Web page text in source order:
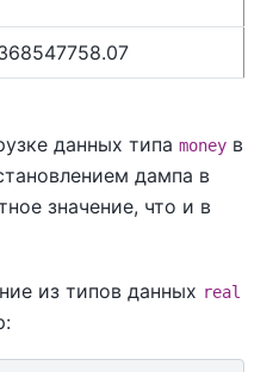
данных типа money в
дампа в
значение, что и в
из типов данных real